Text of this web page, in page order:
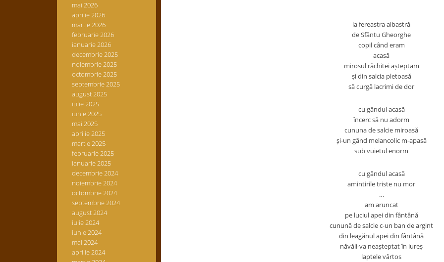
mai 2026
aprilie 2026
martie 2026
februarie 2026
ianuarie 2026
decembrie 2025
noiembrie 2025
octombrie 2025
septembrie 2025
august 2025
iulie 2025
iunie 2025
mai 2025
aprilie 2025
martie 2025
februarie 2025
ianuarie 2025
decembrie 2024
noiembrie 2024
octombrie 2024
septembrie 2024
august 2024
iulie 2024
iunie 2024
mai 2024
aprilie 2024
la fereastra albastră
de Sfântu Gheorghe
copil când eram
acasă
mirosul răchitei așteptam
și din salcia pletoasă
să curgă lacrimi de dor
cu gândul acasă
încerc să nu adorm
cununa de salcie miroasă
și-un gând melancolic m-apasă
sub vuietul enorm
cu gândul acasă
amintirile triste nu mor
…
am aruncat
pe luciul apei din fântână
cunună de salcie c-un ban de argint
din leagănul apei din fântână
năvăli-va neașteptat în iureș
laptele vârtos